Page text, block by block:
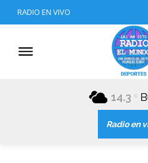
RADIO EN VIVO
14.3 C
Radio en